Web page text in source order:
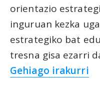
orientazio
inguruan kezka
estrategiko bat
tresna gisa ezarri
Gehiago irakurri